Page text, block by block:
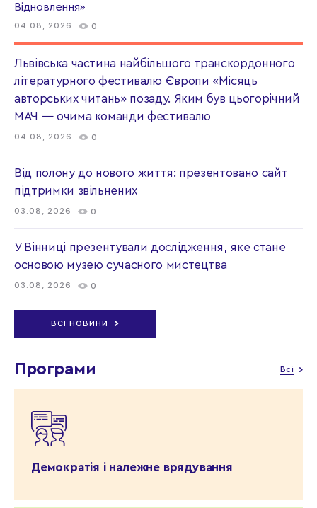
Відновлення»
04.08, 2026 0
Львівська частина найбільшого транскордонного
літературного фестивалю Європи «Місяць
авторських читань» позаду. Яким був цьогорічний
МАЧ — очима команди фестивалю
04.08, 2026 0
Від полону до нового життя: презентовано сайт
підтримки звільнених
03.08, 2026 0
У Вінниці презентували дослідження, яке стане
основою музею сучасного мистецтва
03.08, 2026 0
ВСІ НОВИНИ
Програми Всі
Демократія і належне врядування